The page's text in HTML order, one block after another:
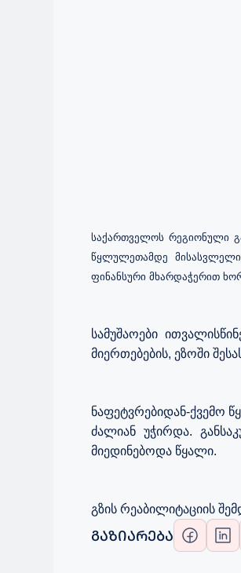
საქართველოს რეგიონული
წყლულეთამდე
მისასვლელი
ფინანსური მხარდაჭერით
სამუშაოები
მიერთებების, ეზოში
ნაფეტვრებიდან-ქვემო
ძალიან უჭირდა.
მიედინებოდა წყალი.
გზის რეაბილიტაციის
ᲒᲐᲖᲘᲐᲠᲔᲑᲐ